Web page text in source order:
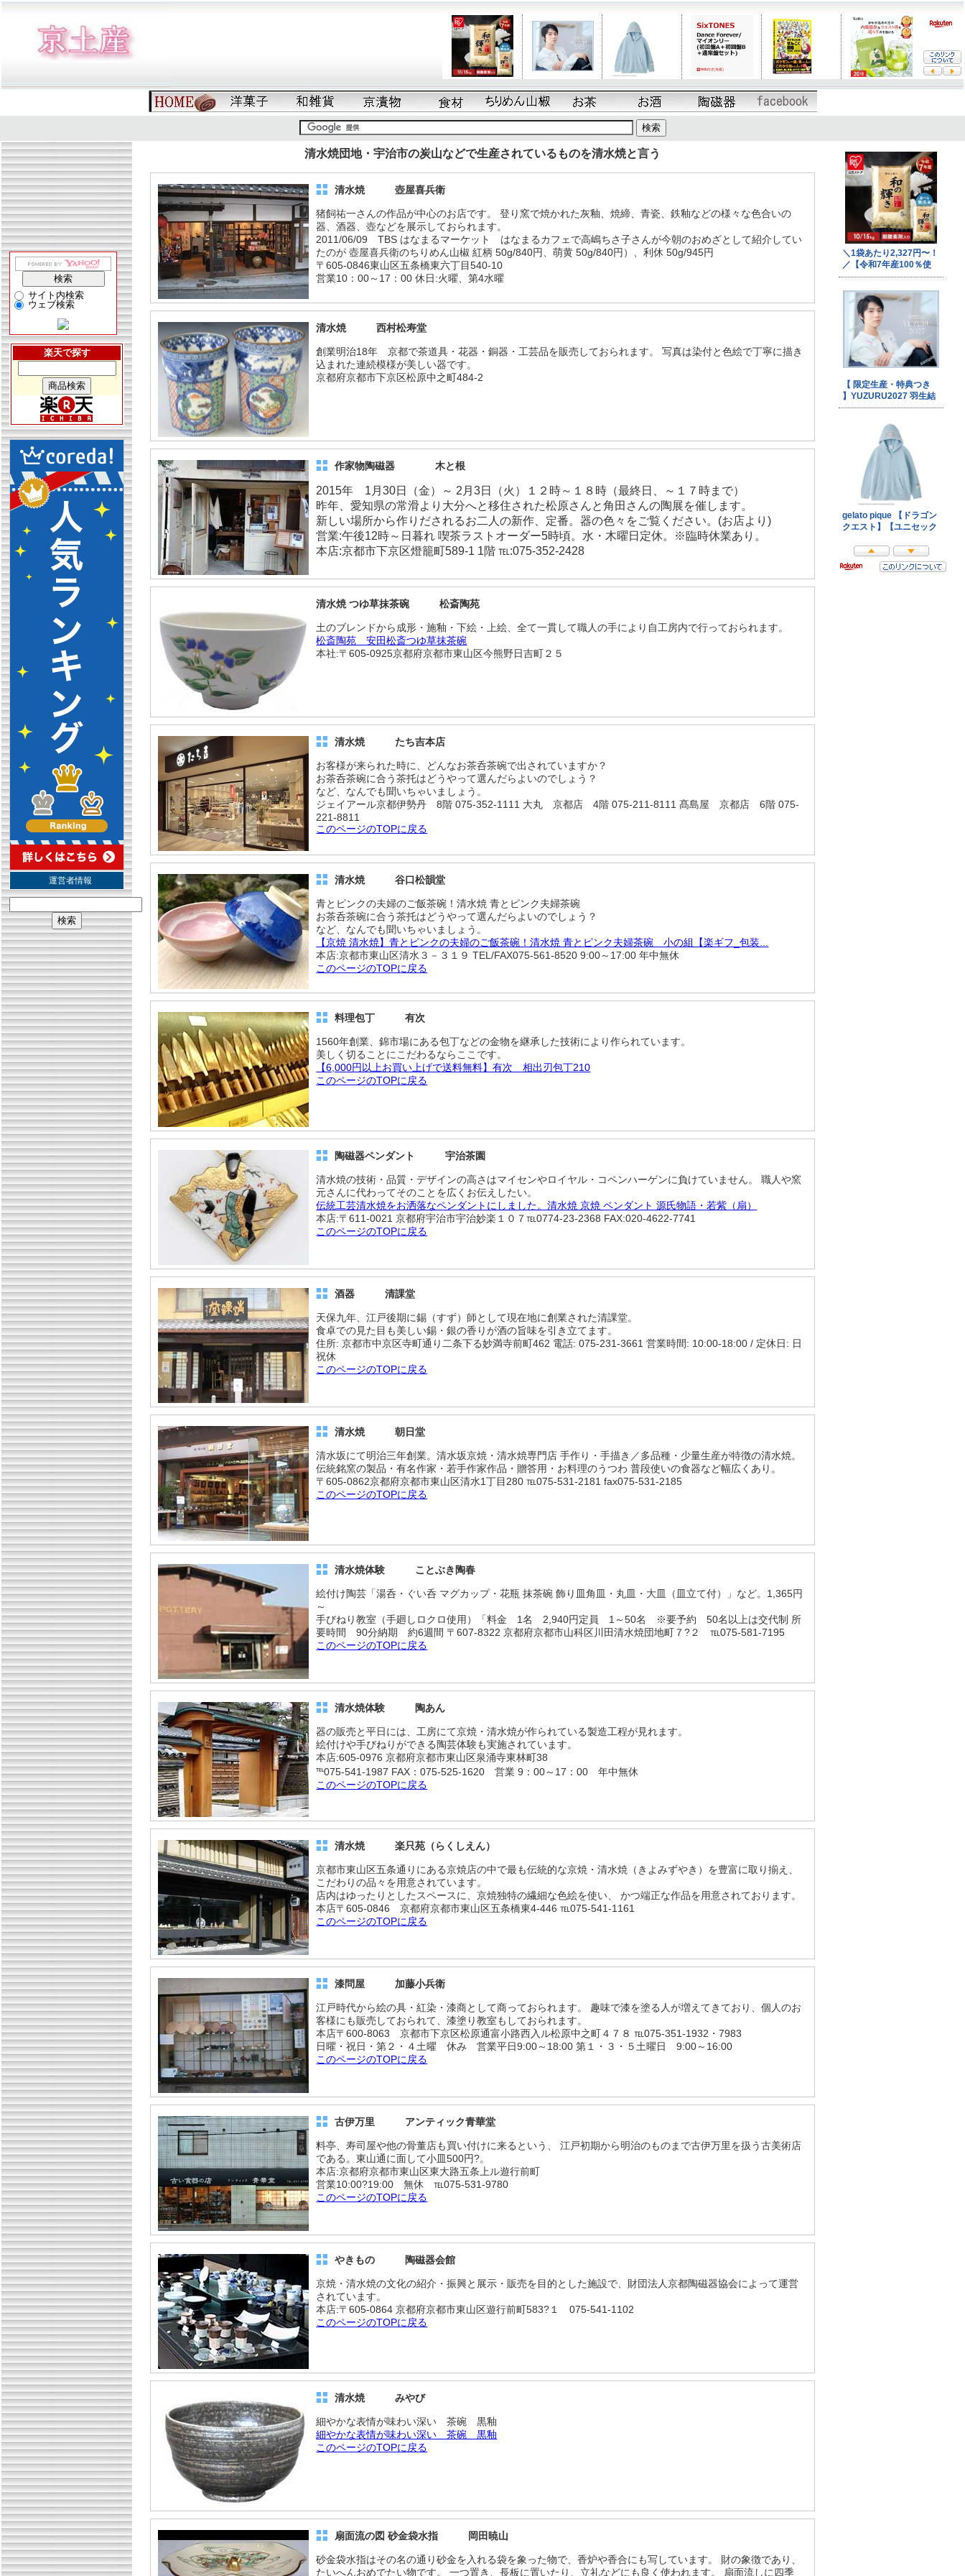
サイト内検索
ウェブ検索
楽天で探す
運営者情報
清水焼団地・宇治市の炭山などで生産されているものを清水焼と言う
清水焼 壺屋喜兵衛
猪飼祐一さんの作品が中心のお店です。 登り窯で焼かれた灰釉、焼締、青瓷、鉄釉などの様々な色合いの
器、酒器、壺などを展示しておられます。
2011/06/09 TBS はなまるマーケット はなまるカフェで高嶋ちさ子さんが今朝のおめざとして紹介してい
たのが 壺屋喜兵衛のちりめん山椒 紅柄 50g/840円、萌黄 50g/840円）、利休 50g/945円
〒605-0846東山区五条橋東六丁目540-10
営業10：00～17：00 休日:火曜、第4水曜
清水焼 西村松寿堂
創業明治18年 京都で茶道具・花器・銅器・工芸品を販売しておられます。 写真は染付と色絵で丁寧に描き
込まれた連続模様が美しい器です。
京都府京都市下京区松原中之町484-2
作家物陶磁器 木と根
2015年 1月30日（金）～ 2月3日（火）１２時～１８時（最終日、～１７時まで）
昨年、愛知県の常滑より大分へと移住された松原さんと角田さんの陶展を催します。
新しい場所から作りだされるお二人の新作、定番。器の色々をご覧ください。(お店より)
営業:午後12時～日暮れ 喫茶ラストオーダー5時頃。水・木曜日定休。※臨時休業あり。
本店:京都市下京区燈籠町589-1 1階 ℡:075-352-2428
清水焼 つゆ草抹茶碗 松斎陶苑
土のブレンドから成形・施釉・下絵・上絵、全て一貫して職人の手により自工房内で行っておられます。
松斎陶苑 安田松斎つゆ草抹茶碗
本社:〒605-0925京都府京都市東山区今熊野日吉町２５
清水焼 たち吉本店
お客様が来られた時に、どんなお茶呑茶碗で出されていますか？
お茶呑茶碗に合う茶托はどうやって選んだらよいのでしょう？
など、なんでも聞いちゃいましょう。
ジェイアール京都伊勢丹 8階 075-352-1111 大丸 京都店 4階 075-211-8111 髙島屋 京都店 6階 075-
221-8811
このページのTOPに戻る
清水焼 谷口松韻堂
青とピンクの夫婦のご飯茶碗！清水焼 青とピンク夫婦茶碗
お茶呑茶碗に合う茶托はどうやって選んだらよいのでしょう？
など、なんでも聞いちゃいましょう。
【京焼 清水焼】青とピンクの夫婦のご飯茶碗！清水焼 青とピンク夫婦茶碗 小の組【楽ギフ_包装...
本店:京都市東山区清水３－３１９ TEL/FAX075-561-8520 9:00～17:00 年中無休
このページのTOPに戻る
料理包丁 有次
1560年創業、錦市場にある包丁などの金物を継承した技術により作られています。
美しく切ることにこだわるならここです。
【6,000円以上お買い上げで送料無料】有次 相出刃包丁210
このページのTOPに戻る
陶磁器ペンダント 宇治茶園
清水焼の技術・品質・デザインの高さはマイセンやロイヤル・コペンハーゲンに負けていません。 職人や窯
元さんに代わってそのことを広くお伝えしたい。
伝統工芸清水焼をお洒落なペンダントにしました。清水焼 京焼 ペンダント 源氏物語・若紫（扇）
本店:〒611-0021 京都府宇治市宇治妙楽１０７℡0774-23-2368 FAX:020-4622-7741
このページのTOPに戻る
酒器 清課堂
天保九年、江戸後期に錫（すず）師として現在地に創業された清課堂。
食卓での見た目も美しい錫・銀の香りが酒の旨味を引き立てます。
住所: 京都市中京区寺町通り二条下る妙満寺前町462 電話: 075-231-3661 営業時間: 10:00-18:00 / 定休日: 日
祝休
このページのTOPに戻る
清水焼 朝日堂
清水坂にて明治三年創業。清水坂京焼・清水焼専門店 手作り・手描き／多品種・少量生産が特徴の清水焼。
伝統銘窯の製品・有名作家・若手作家作品・贈答用・お料理のうつわ 普段使いの食器など幅広くあり。
〒605-0862京都府京都市東山区清水1丁目280 ℡075-531-2181 fax075-531-2185
このページのTOPに戻る
清水焼体験 ことぶき陶春
絵付け陶芸「湯呑・ぐい呑 マグカップ・花瓶 抹茶碗 飾り皿角皿・丸皿・大皿（皿立て付）」など。1,365円
～
手びねり教室（手廻しロクロ使用）「料金 1名 2,940円定員 1～50名 ※要予約 50名以上は交代制 所
要時間 90分納期 約6週間 〒607-8322 京都府京都市山科区川田清水焼団地町７?２ ℡075-581-7195
このページのTOPに戻る
清水焼体験 陶あん
器の販売と平日には、工房にて京焼・清水焼が作られている製造工程が見れます。
絵付けや手びねりができる陶芸体験も実施されています。
本店:605-0976 京都府京都市東山区泉涌寺東林町38
℡075-541-1987 FAX：075-525-1620 営業 9：00～17：00 年中無休
このページのTOPに戻る
清水焼 楽只苑（らくしえん）
京都市東山区五条通りにある京焼店の中で最も伝統的な京焼・清水焼（きよみずやき）を豊富に取り揃え、
こだわりの品々を用意されています。
店内はゆったりとしたスペースに、京焼独特の繊細な色絵を使い、 かつ端正な作品を用意されております。
本店〒605-0846 京都府京都市東山区五条橋東4-446 ℡075-541-1161
このページのTOPに戻る
漆問屋 加藤小兵衛
江戸時代から絵の具・紅染・漆商として商っておられます。 趣味で漆を塗る人が増えてきており、個人のお
客様にも販売しておられて、漆塗り教室もしておられます。
本店〒600-8063 京都市下京区松原通富小路西入ル松原中之町４７８ ℡075-351-1932・7983
日曜・祝日・第２・４土曜 休み 営業平日9:00～18:00 第１・３・５土曜日 9:00～16:00
このページのTOPに戻る
古伊万里 アンティック青華堂
料亭、寿司屋や他の骨董店も買い付けに来るという、 江戸初期から明治のものまで古伊万里を扱う古美術店
である。東山通に面して小皿500円?。
本店:京都府京都市東山区東大路五条上ル遊行前町
営業10:00?19:00 無休 ℡075-531-9780
このページのTOPに戻る
やきもの 陶磁器会館
京焼・清水焼の文化の紹介・振興と展示・販売を目的とした施設で、財団法人京都陶磁器協会によって運営
されています。
本店:〒605-0864 京都府京都市東山区遊行前町583?１ 075-541-1102
このページのTOPに戻る
清水焼 みやび
細やかな表情が味わい深い 茶碗 黒釉
細やかな表情が味わい深い 茶碗 黒釉
このページのTOPに戻る
扇面流の図 砂金袋水指 岡田暁山
砂金袋水指はその名の通り砂金を入れる袋を象った物で、香炉や香合にも写しています。 財の象徴であり、
たいへんおめでたい物です。 一つ置き、長板に置いたり、立礼などにも良く使われます。 扇面流しに四季